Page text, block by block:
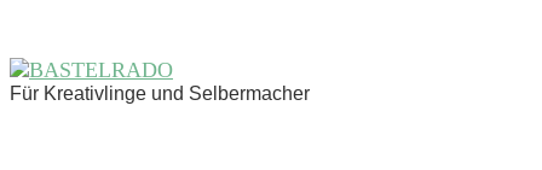
Für Kreativlinge und Selbermacher